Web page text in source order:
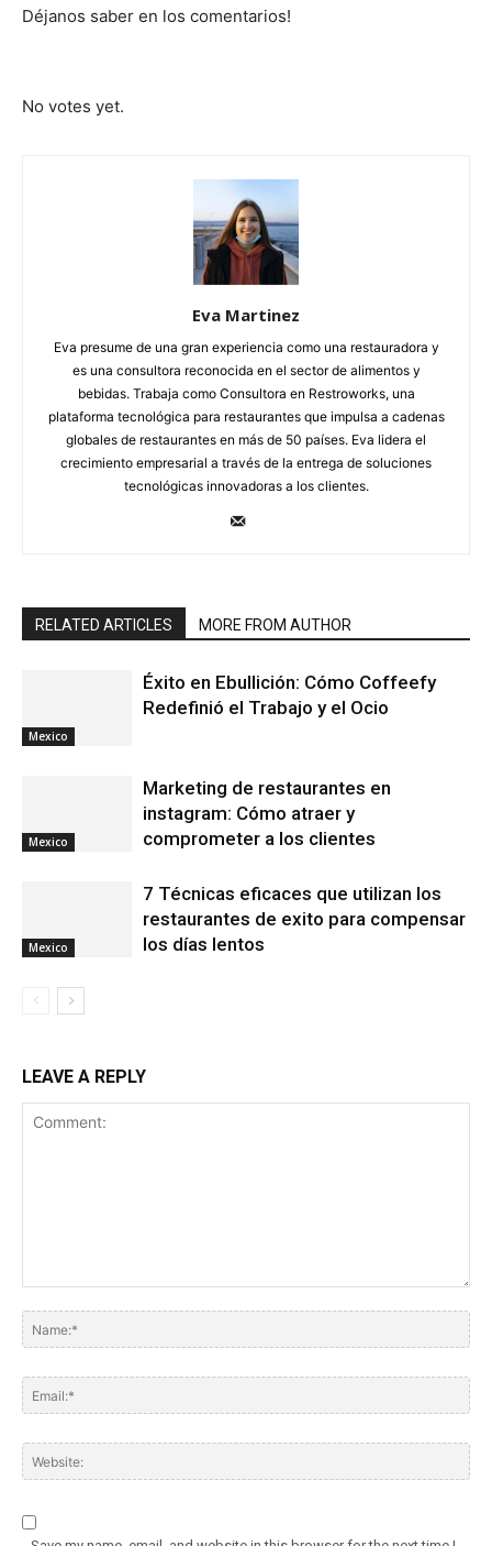
Déjanos saber en los comentarios!
No votes yet.
Eva Martinez
Eva presume de una gran experiencia como una restauradora y
es una consultora reconocida en el sector de alimentos y
bebidas. Trabaja como Consultora en Restroworks, una
plataforma tecnológica para restaurantes que impulsa a cadenas
globales de restaurantes en más de 50 países. Eva lidera el
crecimiento empresarial a través de la entrega de soluciones
tecnológicas innovadoras a los clientes.
RELATED ARTICLES MORE FROM AUTHOR
Mexico
Éxito en Ebullición: Cómo Coffeefy
Redefinió el Trabajo y el Ocio
Mexico
Marketing de restaurantes en
instagram: Cómo atraer y
comprometer a los clientes
Mexico
7 Técnicas eficaces que utilizan los
restaurantes de exito para compensar
los días lentos
LEAVE A REPLY